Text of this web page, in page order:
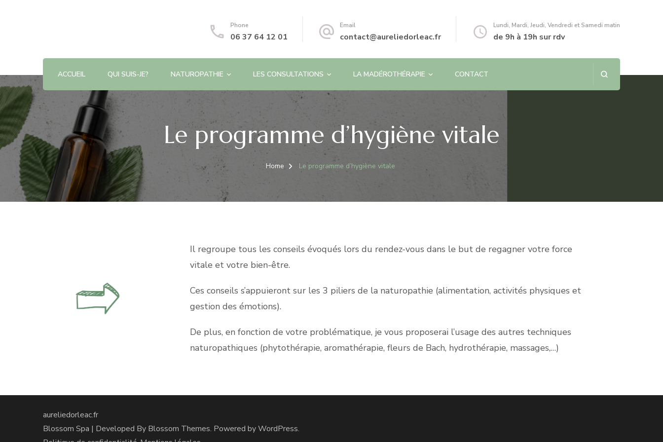
Phone
06 37 64 12 01
Email
contact@aureliedorleac.fr
Lundi, Mardi, Jeudi, Vendredi et Samedi matin
de 9h à 19h sur rdv
ACCUEIL QUI SUIS-JE? NATUROPATHIE LES CONSULTATIONS LA MADÉROTHÉRAPIE CONTACT
Le programme d’hygiène vitale
Home Le programme d’hygiène vitale
Il regroupe tous les conseils évoqués lors du rendez-vous dans le but de regagner votre force
vitale et votre bien-être.
Ces conseils s’appuieront sur les 3 piliers de la naturopathie (alimentation, activités physiques et
gestion des émotions).
De plus, en fonction de votre problématique, je vous proposerai l’usage des autres techniques
naturopathiques (phytothérapie, aromathérapie, fleurs de Bach, hydrothérapie, massages,…)
aureliedorleac.fr
Blossom Spa | Developed By Blossom Themes. Powered byWordPress.